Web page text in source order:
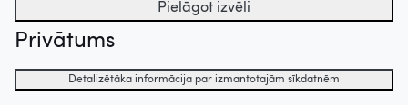
Pielāgot izvēli
Privātums
Detalizētāka informācija par izmantotajām sīkdatnēm